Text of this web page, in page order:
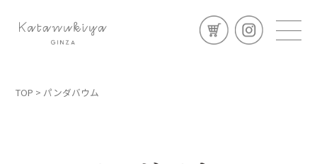
TOP > パンダバウム